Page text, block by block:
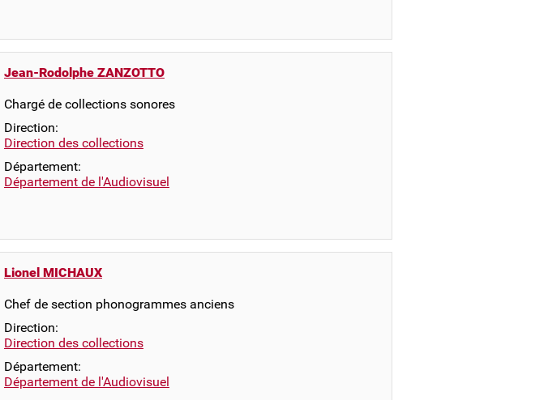
Jean-Rodolphe ZANZOTTO
Chargé de collections sonores
Direction:
Direction des collections
Département:
Département de l'Audiovisuel
Lionel MICHAUX
Chef de section phonogrammes anciens
Direction:
Direction des collections
Département:
Département de l'Audiovisuel